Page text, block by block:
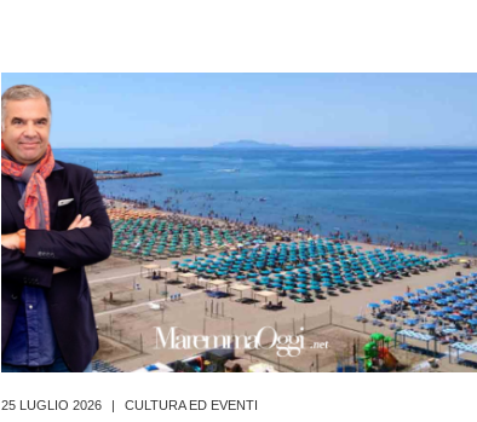
25 LUGLIO 2026 CULTURA ED EVENTI